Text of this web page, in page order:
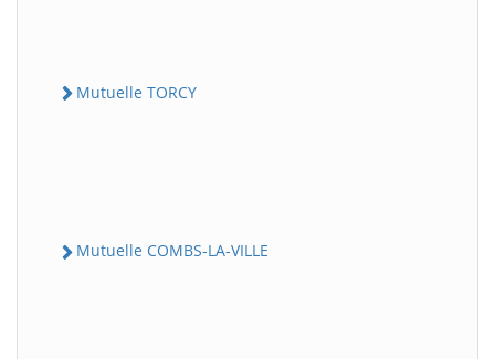
Mutuelle TORCY
Mutuelle COMBS-LA-VILLE